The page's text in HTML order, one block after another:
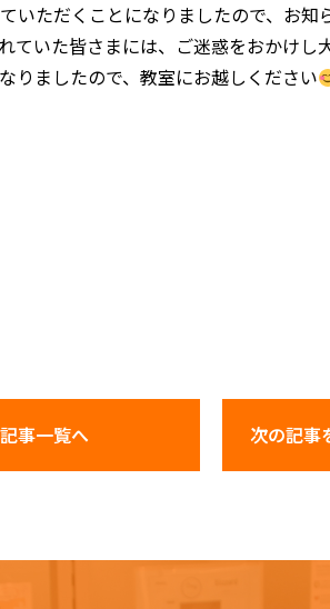
ただくことになりましたので、お知
いた皆さまには、ご迷惑をおかけし
りましたので、教室にお越しください
記事一覧へ 次の記事